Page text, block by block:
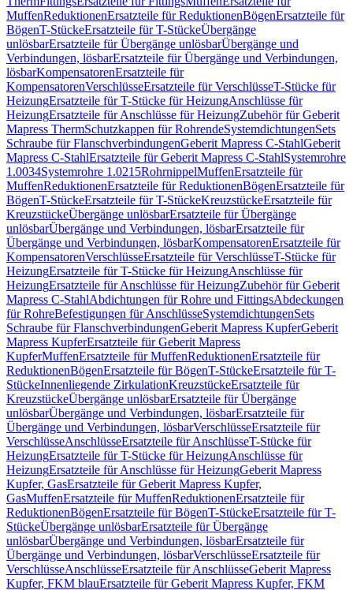
MuffenReduktionenErsatzteile für ReduktionenBögenErsatzteile für
BögenT-StückeErsatzteile für T-StückeÜbergänge
unlösbarErsatzteile für Übergänge unlösbarÜbergänge und
Verbindungen, lösbarErsatzteile für Übergänge und Verbindungen,
lösbarKompensatorenErsatzteile für
KompensatorenVerschlüsseErsatzteile für VerschlüsseT-Stücke für
HeizungErsatzteile für T-Stücke für HeizungAnschlüsse für
HeizungErsatzteile für Anschlüsse für HeizungZubehör für Geberit
Mapress ThermSchutzkappen für RohrendeSystemdichtungenSets
Schraube für FlanschverbindungenGeberit Mapress C-StahlGeberit
Mapress C-StahlErsatzteile für Geberit Mapress C-StahlSystemrohre
1.0034Systemrohre 1.0215RohrnippelMuffenErsatzteile für
MuffenReduktionenErsatzteile für ReduktionenBögenErsatzteile für
BögenT-StückeErsatzteile für T-StückeKreuzstückeErsatzteile für
KreuzstückeÜbergänge unlösbarErsatzteile für Übergänge
unlösbarÜbergänge und Verbindungen, lösbarErsatzteile für
Übergänge und Verbindungen, lösbarKompensatorenErsatzteile für
KompensatorenVerschlüsseErsatzteile für VerschlüsseT-Stücke für
HeizungErsatzteile für T-Stücke für HeizungAnschlüsse für
HeizungErsatzteile für Anschlüsse für HeizungZubehör für Geberit
Mapress C-StahlAbdichtungen für Rohre und FittingsAbdeckungen
für RohreBefestigungen für AnschlüsseSystemdichtungenSets
Schraube für FlanschverbindungenGeberit Mapress KupferGeberit
Mapress KupferErsatzteile für Geberit Mapress
KupferMuffenErsatzteile für MuffenReduktionenErsatzteile für
ReduktionenBögenErsatzteile für BögenT-StückeErsatzteile für T-
StückeInnenliegende ZirkulationKreuzstückeErsatzteile für
KreuzstückeÜbergänge unlösbarErsatzteile für Übergänge
unlösbarÜbergänge und Verbindungen, lösbarErsatzteile für
Übergänge und Verbindungen, lösbarVerschlüsseErsatzteile für
VerschlüsseAnschlüsseErsatzteile für AnschlüsseT-Stücke für
HeizungErsatzteile für T-Stücke für HeizungAnschlüsse für
HeizungErsatzteile für Anschlüsse für HeizungGeberit Mapress
Kupfer, GasErsatzteile für Geberit Mapress Kupfer,
GasMuffenErsatzteile für MuffenReduktionenErsatzteile für
ReduktionenBögenErsatzteile für BögenT-StückeErsatzteile für T-
StückeÜbergänge unlösbarErsatzteile für Übergänge
unlösbarÜbergänge und Verbindungen, lösbarErsatzteile für
Übergänge und Verbindungen, lösbarVerschlüsseErsatzteile für
VerschlüsseAnschlüsseErsatzteile für AnschlüsseGeberit Mapress
Kupfer, FKM blauErsatzteile für Geberit Mapress Kupfer, FKM